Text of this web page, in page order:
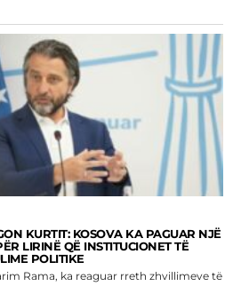
KURTIT: KOSOVA KA PAGUAR NJË
LIRINË QË INSTITUCIONET TË
POLITIKE
Rama, ka reaguar rreth zhvillimeve të